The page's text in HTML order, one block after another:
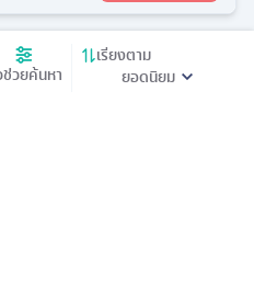
วยค้นหา
เรียงตาม
1 ›